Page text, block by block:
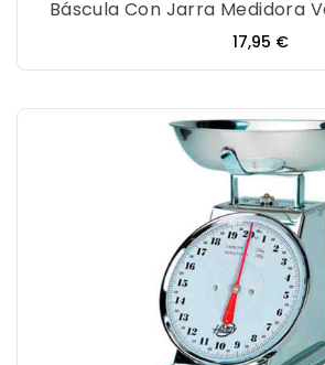
Báscula Con Jarra Medidora
Precio
17,95 €